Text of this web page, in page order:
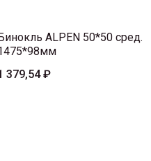
Бинокль ALPEN 50*50 сред.
379,54 ₽